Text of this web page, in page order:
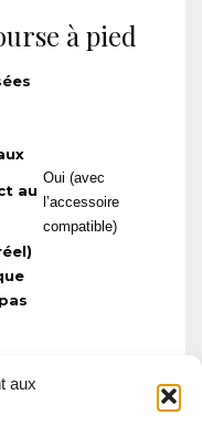
aux
à pied
au
Oui (avec
l’accessoire
compatible)